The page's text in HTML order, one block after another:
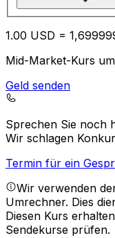
1.00 USD = 1,
Mid-Market-Kurs
Geld senden
Sprechen Sie noch
Wir schlagen
Termin für ein
Wir verwenden
Umrechner. Dies
Diesen Kurs
Sendekurse prüfen.